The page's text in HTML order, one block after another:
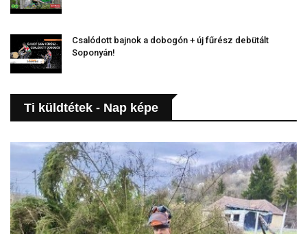
Csalódott bajnok a dobogón + új fűrész debütált
Soponyán!
Ti küldtétek - Nap képe